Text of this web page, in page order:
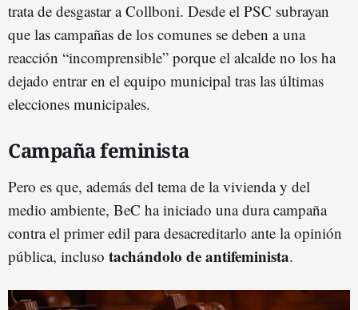
trata de desgastar a Collboni. Desde el PSC subrayan
que las campañas de los comunes se deben a una
reacción “incomprensible” porque el alcalde no los ha
dejado entrar en el equipo municipal tras las últimas
elecciones municipales.
Campaña feminista
Pero es que, además del tema de la vivienda y del
medio ambiente, BeC ha iniciado una dura campaña
contra el primer edil para desacreditarlo ante la opinión
pública, incluso tachándolo de antifeminista.